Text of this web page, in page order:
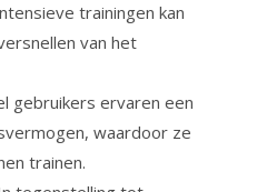
trainingen kan
van het
gebruikers ervaren een
waardoor ze
trainen.